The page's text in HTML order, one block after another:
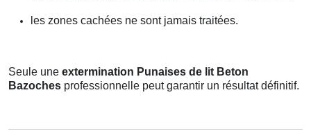
les zones cachées ne sont jamais traitées.
Seule une extermination Punaises de lit Beton
Bazoches professionnelle peut garantir un résultat définitif.